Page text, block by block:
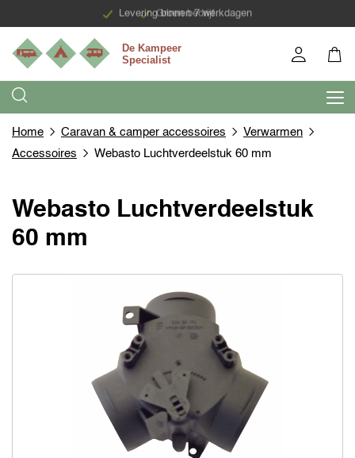
Groen bedrijf
Levering binnen 7 werkdagen
Home Caravan & camper accessoires
Verwarmen
Accessoires
Webasto Luchtverdeelstuk 60 mm
Webasto Luchtverdeelstuk
60 mm